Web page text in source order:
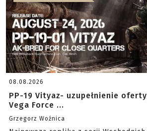
08.08.2026
PP-19 Vityaz- uzupełnienie
Vega Force ...
Grzegorz Woźnica